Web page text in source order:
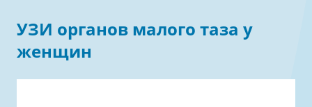
УЗИ органов малого таза у
женщин